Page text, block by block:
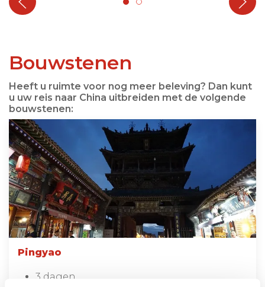
Bouwstenen
Heeft u ruimte voor nog meer beleving? Dan kunt
u uw reis naar China uitbreiden met de volgende
bouwstenen:
Pingyao
3 dagen